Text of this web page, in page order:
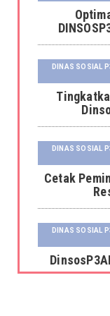
DINAS SOSIAL
DINAS SOSIAL
Cetak
DINAS SOSIAL